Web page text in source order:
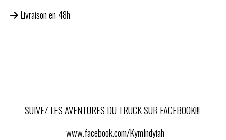
Livraison en 48h
SUIVEZ LES AVENTURES DU TRUCK SUR FACEBOOK!!!
www.facebook.com/KymIndyiah